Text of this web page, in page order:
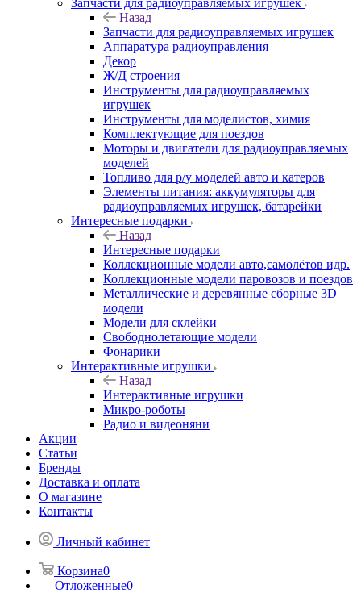
Запчасти для радиоуправляемых игрушек
Назад
Запчасти для радиоуправляемых игрушек
Аппаратура радиоуправления
Декор
Ж/Д строения
Инструменты для радиоуправляемых
игрушек
Инструменты для моделистов, химия
Комплектующие для поездов
Моторы и двигатели для радиоуправляемых
моделей
Топливо для р/у моделей авто и катеров
Элементы питания: аккумуляторы для
радиоуправляемых игрушек, батарейки
Интересные подарки
Назад
Интересные подарки
Коллекционные модели авто,самолётов идр.
Коллекционные модели паровозов и поездов
Металлические и деревянные сборные 3D
модели
Модели для склейки
Свободнолетающие модели
Фонарики
Интерактивные игрушки
Назад
Интерактивные игрушки
Микро-роботы
Радио и видеоняни
Акции
Статьи
Бренды
Доставка и оплата
О магазине
Контакты
Личный кабинет
Корзина0
Отложенные0